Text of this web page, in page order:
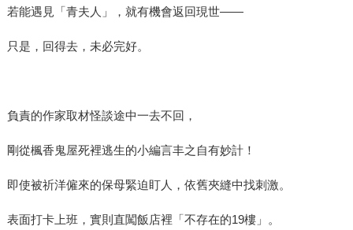
若能遇見「青夫人」，就有機會返回現世——
只是，回得去，未必完好。
負責的作家取材怪談途中一去不回，
剛從楓香鬼屋死裡逃生的小編言丰之自有妙計！
即使被祈洋僱來的保母緊迫盯人，依舊夾縫中找刺激。
表面打卡上班，實則直闖飯店裡「不存在的19樓」。